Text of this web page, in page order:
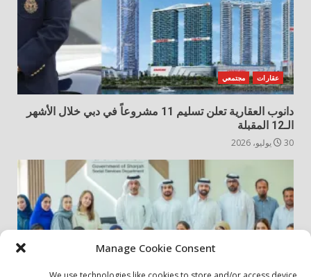
Manage Cookie Consent
عقارات مجتمعي
دانوب العقارية تعلن تسليم 11 مشروعاً في دبي خلال الأشهر
الـ12 المقبلة
30 يوليو، 2026